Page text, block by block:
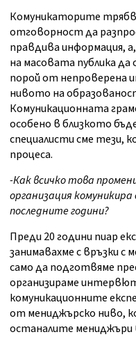
Комуникаторите
отговорност да
правдива информация,
на масовата публика
порой от непроверена
нивото на
Комуникационната
особено в близкото
специалисти сме тези,
процеса.
-Как всичко това
организация
последните години?
Преди 20 години пиар
занимавахме с връзки с
само да подготвяме
организираме
комуникационните
от мениджърско ниво,
останалите мениджъри